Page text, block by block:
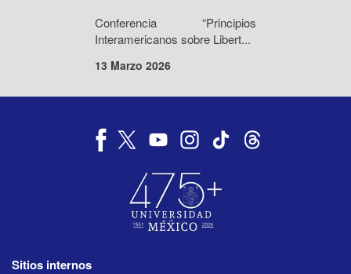
Conferencia “Principios
Interamericanos sobre Libert...
13 Marzo 2026
Sitios internos